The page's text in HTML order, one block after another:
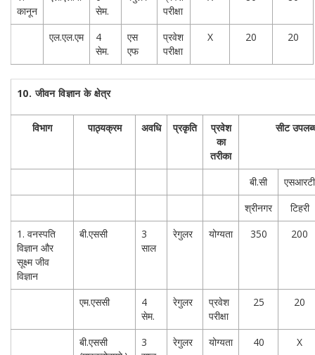
कानून
सेम.
परीक्षा
एल.एल.एम
4
सेम.
एस
एफ
प्रवेश
परीक्षा
X 20 20
10.जीवन विज्ञान के क्षेत्र
विभाग पाठ्यक्रम अवधि प्रकृति
प्रवेश
का
तरीका
सीट
बी.सी
एसआरटी
श्रीनगर
टिहरी
1. वनस्पति
विज्ञान और
सूक्ष्म जीव
विज्ञान
बी.एससी
3
साल
रेगुलर योग्यता 350 200
एम.एससी
4
सेम.
रेगुलर
प्रवेश
परीक्षा
25 20
बी.एससी
3
रेगुलर योग्यता 40 X